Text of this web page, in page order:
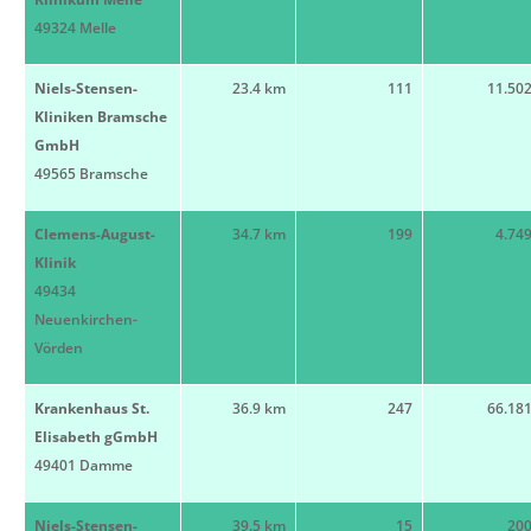
49324 Melle
Niels-Stensen-
Kliniken Bramsche
GmbH
49565 Bramsche
23.4 km 111 11.502
Clemens-August-
Klinik
49434
Neuenkirchen-
Vörden
34.7 km 199 4.749
Krankenhaus St.
Elisabeth gGmbH
49401 Damme
36.9 km 247 66.181
Niels-Stensen- 39.5 km 15 200